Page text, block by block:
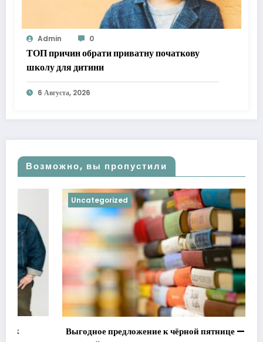
Admin 0
ТОП причин обрати приватну початкову
школу для дитини
6 Августа, 2026
Возможно, вы пропустили
Uncategorized
Выгодное предложение к чёрной пятнице — книги со